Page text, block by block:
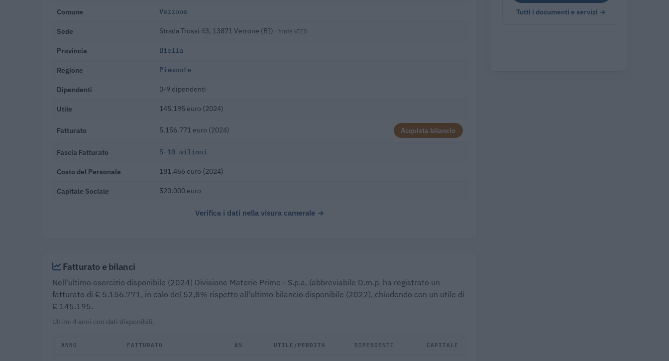
Comune Verrone
Sede Strada Trossi 43, 13871 Verrone (BI) · fonte VIES
Provincia Biella
Regione Piemonte
Dipendenti 0-9 dipendenti
Utile 145.195 euro (2024)
Fatturato 5.156.771 euro (2024) Acquista bilancio
Fascia Fatturato 5-10 milioni
Costo del Personale 181.466 euro (2024)
Capitale Sociale 520.000 euro
Verifica i dati nella visura camerale →
Fatturato e bilanci
Nell'ultimo esercizio disponibile (2024) Divisione Materie Prime - S.p.a. (abbreviabile D.m.p. ha registrato un
fatturato di € 5.156.771, in calo del 52,8% rispetto all'ultimo bilancio disponibile (2022), chiudendo con un utile di
€ 145.195.
Ultimi 4 anni con dati disponibili.
ANNO FATTURATO Δ% UTILE/PERDITA DIPENDENTI CAPITALE
Tutti i documenti e servizi →